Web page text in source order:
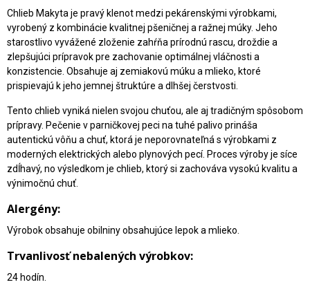
Chlieb Makyta je pravý klenot medzi pekárenskými výrobkami,
vyrobený z kombinácie kvalitnej pšeničnej a ražnej múky. Jeho
starostlivo vyvážené zloženie zahŕňa prírodnú rascu, droždie a
zlepšujúci prípravok pre zachovanie optimálnej vláčnosti a
konzistencie. Obsahuje aj zemiakovú múku a mlieko, ktoré
prispievajú k jeho jemnej štruktúre a dlhšej čerstvosti.
Tento chlieb vyniká nielen svojou chuťou, ale aj tradičným spôsobom
prípravy. Pečenie v parničkovej peci na tuhé palivo prináša
autentickú vôňu a chuť, ktorá je neporovnateľná s výrobkami z
moderných elektrických alebo plynových pecí. Proces výroby je síce
zdĺhavý, no výsledkom je chlieb, ktorý si zachováva vysokú kvalitu a
výnimočnú chuť.
Alergény:
Výrobok obsahuje obilniny obsahujúce lepok a mlieko.
Trvanlivosť nebalených výrobkov:
24 hodín.